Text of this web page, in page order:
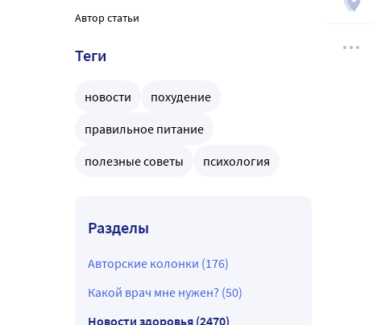
Автор статьи
Теги
новости
похудение
правильное питание
полезные советы
психология
Разделы
Авторские колонки (176)
Какой врач мне нужен? (50)
Новости здоровья (2470)